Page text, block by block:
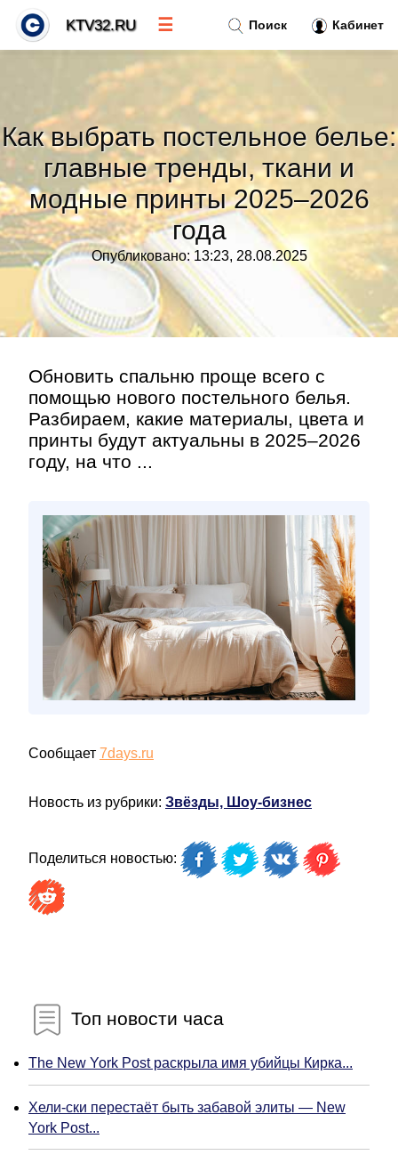
Как выбрать постельное белье:
главные тренды, ткани и
модные принты 2025–2026
года
Опубликовано: 13:23, 28.08.2025
Обновить спальню проще всего с
помощью нового постельного белья.
Разбираем, какие материалы, цвета и
принты будут актуальны в 2025–2026
году, на что ...
Сообщает 7days.ru
Новость из рубрики: Звёзды, Шоу-бизнес
Поделиться новостью:
Топ новости часа
The New York Post раскрыла имя убийцы Кирка...
Хели-ски перестаёт быть забавой элиты — New
York Post...
Поиск Кабинет
KTV32.RU ☰
Тренды новостей»
Рубрики»
Правила»
Контакт»